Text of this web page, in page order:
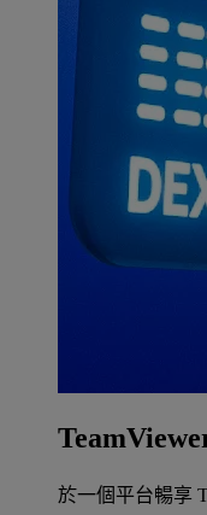
於一個平台暢享